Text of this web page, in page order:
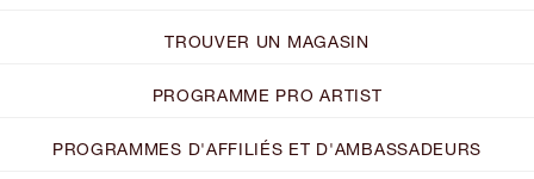
TROUVER UN MAGASIN
PROGRAMME PRO ARTIST
PROGRAMMES D'AFFILIÉS ET D'AMBASSADEURS